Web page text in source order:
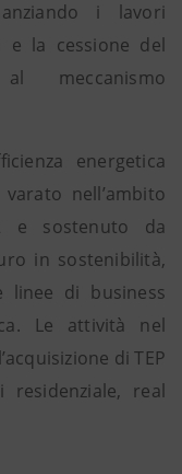
i lavori
la cessione del
meccanismo
energetica
nell’ambito
e sostenuto da
in sostenibilità,
linee di business
Le attività nel
di TEP
real